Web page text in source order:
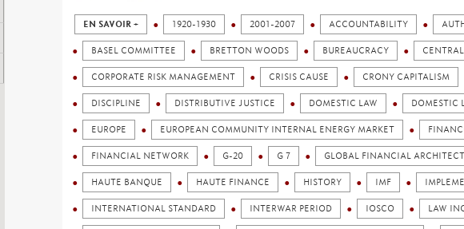
EN SAVOIR + 1920-1930 2001-2007 ACCOUNTABILITY
BASEL COMMITTEE BRETTON WOODS BUREAUCRACY
CORPORATE RISK MANAGEMENT CRISIS CAUSE CRONY CAPITALISM
DISCIPLINE DISTRIBUTIVE JUSTICE DOMESTIC LAW DOMESTIC
EUROPE EUROPEAN COMMUNITY INTERNAL ENERGY MARKET
FINANCIAL NETWORK G-20 G 7 GLOBAL FINANCIAL
HAUTE BANQUE HAUTE FINANCE HISTORY IMF
INTERNATIONAL STANDARD INTERWAR PERIOD IOSCO LAW